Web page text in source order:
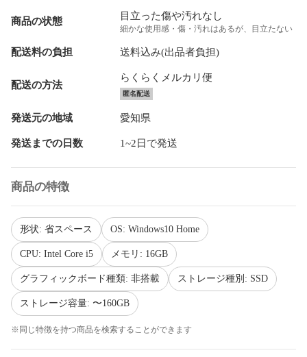
商品の状態 目立った傷や汚れなし
細かな使用感・傷・汚れはあるが、目立たない
配送料の負担 送料込み(出品者負担)
配送の方法
らくらくメルカリ便
匿名配送
発送元の地域 愛知県
発送までの日数 1~2日で発送
商品の特徴
形状: 省スペース OS: Windows10 Home
CPU: Intel Core i5 メモリ: 16GB
グラフィックボード種類: 非搭載 ストレージ種別: SSD
ストレージ容量: 〜160GB
※同じ特徴を持つ商品を検索することができます